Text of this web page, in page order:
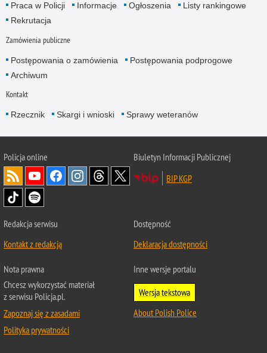
Praca w Policji Informacje Ogłoszenia
Listy rankingowe
Rekrutacja
Zamówienia publiczne
Postępowania o zamówienia
Postępowania podprogowe
Archiwum
Kontakt
Rzecznik Skargi i wnioski Sprawy weteranów
Policjaonline
Biuletyn Informacji Publicznej
BIP KGP
Redakcja serwisu
Kontakt z redakcją
Dostępność
Deklaracja dostępności
Nota prawna
Chcesz wykorzystać materiał
z serwisu Policja.pl.
Zapoznaj się z zasadami
Polityka prywatności
Inne wersje portalu
Wersja tekstowa
About Polish Police